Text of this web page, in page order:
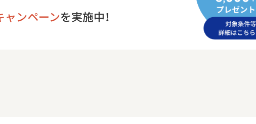
ャンペーンを実施中！